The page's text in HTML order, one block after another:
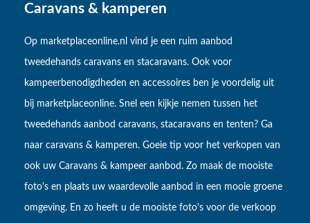
Caravans & kamperen
Op marketplaceonline.nl vind je een ruim aanbod
tweedehands caravans en stacaravans. Ook voor
kampeerbenodigdheden en accessoires ben je voordelig uit
bij marketplaceonline. Snel een kijkje nemen tussen het
tweedehands aanbod caravans, stacaravans en tenten? Ga
naar caravans & kamperen. Goeie tip voor het verkopen van
ook uw Caravans & kampeer aanbod. Zo maak de mooiste
foto's en plaats uw waardevolle aanbod in een mooie groene
omgeving. En zo heeft u de mooiste foto's voor de verkoop